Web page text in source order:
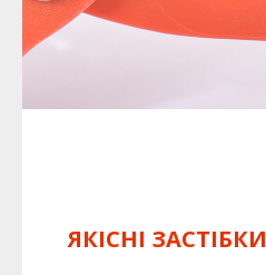
ЯКІСНІ ЗАСТІБКИ